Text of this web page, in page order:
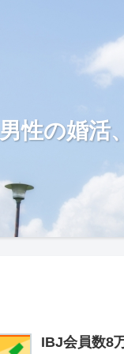
男性の婚活
IBJ会員数8